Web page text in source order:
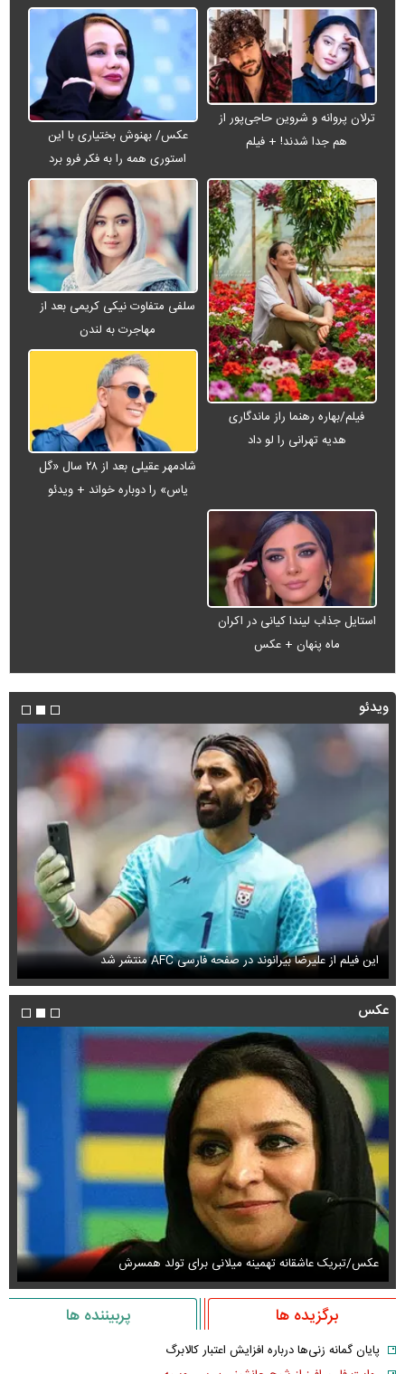
ترلان پروانه و شروین حاجی‌پور از
هم جدا شدند! + فیلم
عکس/ بهنوش بختیاری با این
استوری همه را به فکر فرو برد
فیلم/بهاره رهنما راز ماندگاری
هدیه تهرانی را لو داد
سلفی متفاوت نیکی کریمی بعد از
مهاجرت به لندن
شادمهر عقیلی بعد از ۲۸ سال «گل
یاس» را دوباره خواند + ویدئو
استایل جذاب لیندا کیانی در اکران
ماه پنهان + عکس
ویدئو
این فیلم از علیرضا بیرانوند در صفحه فارسی AFC منتشر شد
عکس
عکس/تبریک عاشقانه تهمینه میلانی برای تولد همسرش
برگزیده ها پربیننده ها
پایان گمانه زنی‌ها درباره افزایش اعتبار کالابرگ